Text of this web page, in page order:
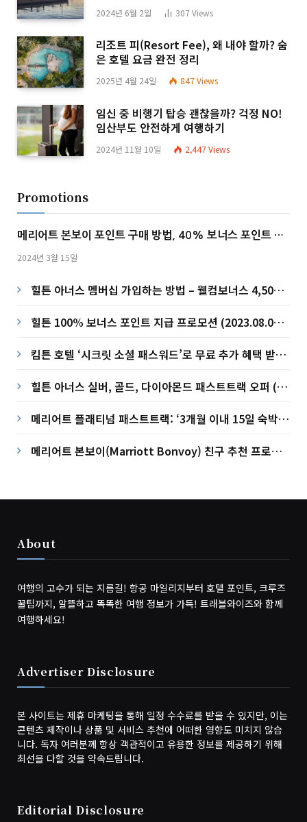
2024년 6월 2일 307Views
리조트 피(Resort Fee), 왜 내야 할까? 숨
은 호텔 요금 완전 정리
2025년 4월 24일 847Views
임신 중 비행기 탑승 괜찮을까? 걱정 NO!
임산부도 안전하게 여행하기
2024년 11월 10일 2,447Views
Promotions
메리어트 본보이 포인트 구매 방법, 40% 보너스 포인트 지
2024년 3월 15일
힐튼 아너스 멤버십 가입하는 방법 – 웰컴보너스 4,500포
힐튼 100% 보너스 포인트 지급 프로모션 (2023.08.01 –
킴튼 호텔 ‘시크릿 소셜 패스워드’로 무료 추가 혜택 받자!
힐튼 아너스 실버, 골드, 다이아몬드 패스트트랙 오퍼 (~
메리어트 플래티넘 패스트트랙: ‘3개월 이내 15일 숙박’
메리어트 본보이(Marriott Bonvoy) 친구 추천 프로모
About
여행의 고수가 되는 지름길! 항공 마일리지부터 호텔 포인트, 크루즈
꿀팁까지, 알뜰하고 똑똑한 여행 정보가 가득! 트래블와이즈와 함께
여행하세요!
Advertiser Disclosure
본 사이트는 제휴 마케팅을 통해 일정 수수료를 받을 수 있지만, 이는
콘텐츠 제작이나 상품 및 서비스 추천에 어떠한 영향도 미치지 않습
니다. 독자 여러분께 항상 객관적이고 유용한 정보를 제공하기 위해
최선을 다할 것을 약속드립니다.
Editorial Disclosure